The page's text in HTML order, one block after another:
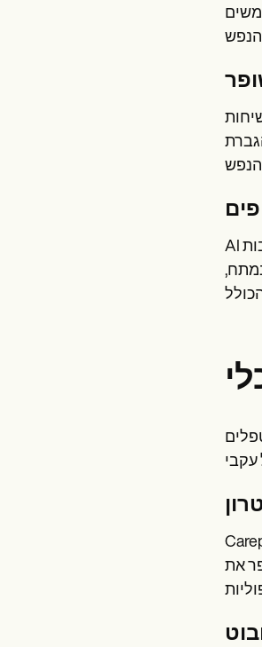
AI מקלה גם על ניטור מתמשך של בריאותם הרגשית של המטופלים, ומאפשר התאמות בזמן אמת לתוכניות הטיפול והתערבות
את